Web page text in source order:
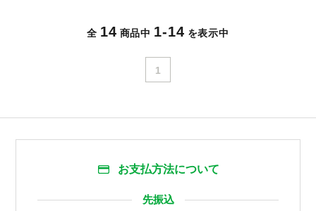
全 14 商品中 1-14 を表示中
1
お支払方法について
先振込